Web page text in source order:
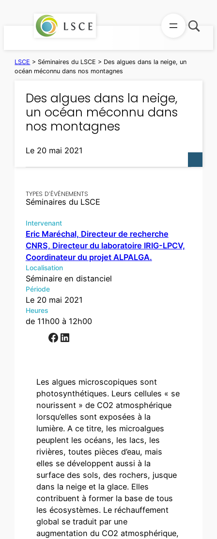
LSCE > Séminaires du LSCE > Des algues dans la neige, un
océan méconnu dans nos montagnes
Des algues dans la neige,
un océan méconnu dans
nos montagnes
Le 20 mai 2021
TYPES D’ÉVÉNEMENTS
Séminaires du LSCE
Intervenant
Eric Maréchal, Directeur de recherche
CNRS, Directeur du laboratoire IRIG-LPCV,
Coordinateur du projet ALPALGA.
Localisation
Séminaire en distanciel
Période
Le 20 mai 2021
Heures
de 11h00 à 12h00
Facebook LinkedIn
Les algues microscopiques sont
photosynthétiques. Leurs cellules « se
nourissent » de CO2 atmosphérique
lorsqu’elles sont exposées à la
lumière. A ce titre, les microalgues
peuplent les océans, les lacs, les
rivières, toutes pièces d’eau, mais
elles se développent aussi à la
surface des sols, des rochers, jusque
dans la neige et la glace. Elles
contribuent à former la base de tous
les écosystèmes. Le réchauffement
global se traduit par une
augmentation du CO2 atmosphérique,